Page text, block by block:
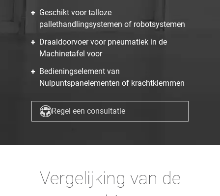
Geschikt voor talloze
pallethandlingsystemen of robotsystemen
Draaidoorvoer voor pneumatiek in de
Machinetafel voor
Bedieningselement van
Nulpuntspanelementen of krachtklemmen
Regel een consultatie
Vergelijking van de